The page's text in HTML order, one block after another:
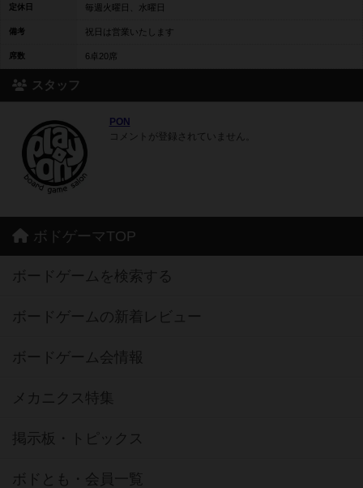
定休日 毎週火曜日、水曜日
備考 祝日は営業いたします
席数 6卓20席
スタッフ
PON
コメントが登録されていません。
ボドゲーマTOP
ボードゲームを検索する
ボードゲームの新着レビュー
ボードゲーム会情報
メカニクス特集
掲示板・トピックス
ボドとも・会員一覧